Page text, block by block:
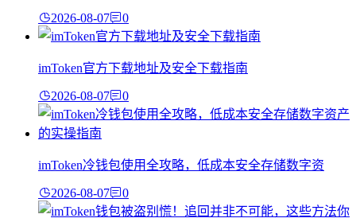
2026-08-07 0
imToken官方下载地址及安全下载指南
2026-08-07 0
imToken冷钱包使用全攻略，低成本安全存储数字资
2026-08-07 0